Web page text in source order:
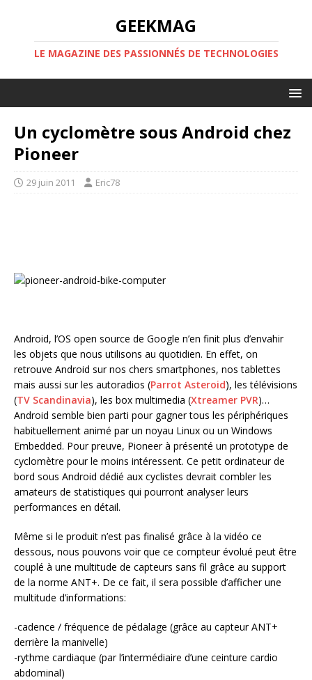
GEEKMAG
LE MAGAZINE DES PASSIONNÉS DE TECHNOLOGIES
Un cyclomètre sous Android chez
Pioneer
29 juin 2011 Eric78
Android, l’OS open source de Google n’en finit plus d’envahir
les objets que nous utilisons au quotidien. En effet, on
retrouve Android sur nos chers smartphones, nos tablettes
mais aussi sur les autoradios (Parrot Asteroid), les télévisions
(TV Scandinavia), les box multimedia (Xtreamer PVR)…
Android semble bien parti pour gagner tous les périphériques
habituellement animé par un noyau Linux ou un Windows
Embedded. Pour preuve, Pioneer à présenté un prototype de
cyclomètre pour le moins intéressent. Ce petit ordinateur de
bord sous Android dédié aux cyclistes devrait combler les
amateurs de statistiques qui pourront analyser leurs
performances en détail.
Même si le produit n’est pas finalisé grâce à la vidéo ce
dessous, nous pouvons voir que ce compteur évolué peut être
couplé à une multitude de capteurs sans fil grâce au support
de la norme ANT+. De ce fait, il sera possible d’afficher une
multitude d’informations:
-cadence / fréquence de pédalage (grâce au capteur ANT+
derrière la manivelle)
-rythme cardiaque (par l’intermédiaire d’une ceinture cardio
abdominal)